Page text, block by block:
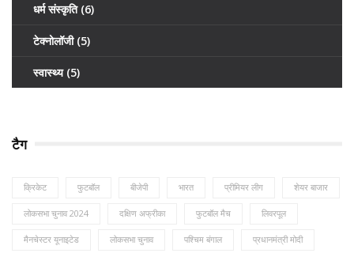
धर्म संस्कृति (6)
टेक्नोलॉजी (5)
स्वास्थ्य (5)
टैग
क्रिकेट फुटबॉल बीजेपी भारत प्रीमियर लीग शेयर बाजार
लोकसभा चुनाव 2024 दक्षिण अफ्रीका फुटबॉल मैच लिवरपूल
मैनचेस्टर यूनाइटेड लोकसभा चुनाव पश्चिम बंगाल प्रधानमंत्री मोदी